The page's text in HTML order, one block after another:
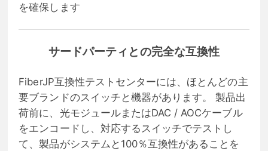
を確保します
サードパーティとの完全な互換性
FiberJP互換性テストセンターには、ほとんどの主
要ブランドのスイッチと機器があります。 製品出
荷前に、光モジュールまたはDAC / AOCケーブル
をエンコードし、対応するスイッチでテストし
て、製品がシステムと100％互換性があることを